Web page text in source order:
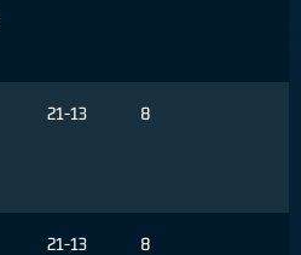
21-13 8
21-13 8